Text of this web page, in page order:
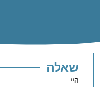
שאלה
היי